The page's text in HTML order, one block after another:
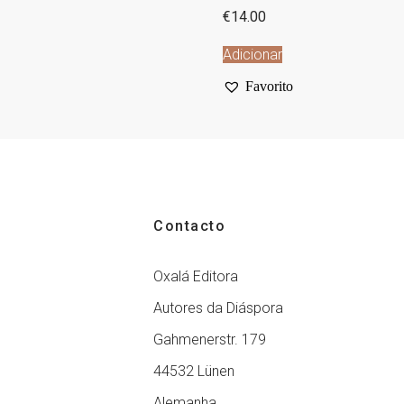
€14.00
Adicionar
Favorito
Contacto
Oxalá Editora
Autores da Diáspora
Gahmenerstr. 179
44532 Lünen